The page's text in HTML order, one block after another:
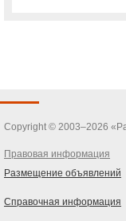
Copyright © 2003–2026
Правовая информация
Размещение объявлений
Справочная информация